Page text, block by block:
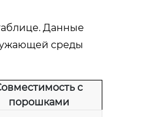
Данные
среды
с
порошками